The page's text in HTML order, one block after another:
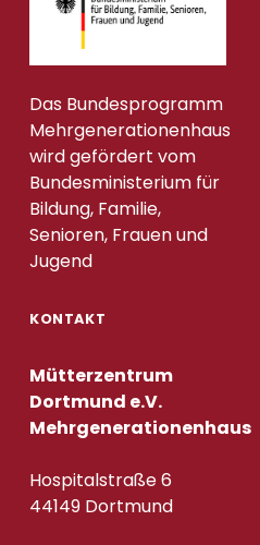
Das Bundesprogramm
Mehrgenerationenhaus
wird gefördert vom
Bundesministerium für
Bildung, Familie,
Senioren, Frauen und
Jugend
KONTAKT
Mütterzentrum
Dortmund e.V.
Mehrgenerationenhaus
Hospitalstraße 6
44149 Dortmund